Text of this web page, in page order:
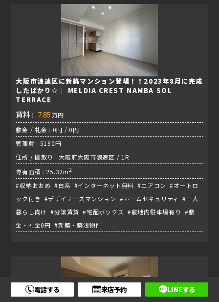
大阪市浪速区に新築マンション登場！！2023年8月に完成
したばかり☆｜ MELDIA CREST NAMBA SOL
TERRACE
賃料 : 7.85 万円
敷金 / 礼金 : 0円 / 0円
管理費 : 5190円
住所 / 間取り : 大阪府大阪市浪速区 / 1R
専有面積 : 25.32m2
#収納おおめ #白系 #インターネット無料 #エアコン #オートロ
ック付き #デザイナーズマンション #ホームセキュリティ #一人
暮らし向け #分譲賃貸 #宅配ボックス #敷地内駐車場有り #敷
金・礼金0円 #新築・築浅物件
電話する 来店予約 LINEする